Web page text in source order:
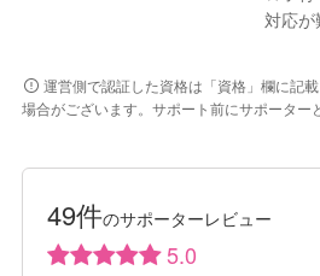
対応が
運営側で認証した資格は「資格」欄に記
場合がございます。サポート前にサポーター
49件のサポーターレビュー
5.0